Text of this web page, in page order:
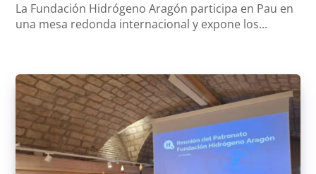
La Fundación Hidrógeno Aragón participa en Pau en
una mesa redonda internacional y expone los...